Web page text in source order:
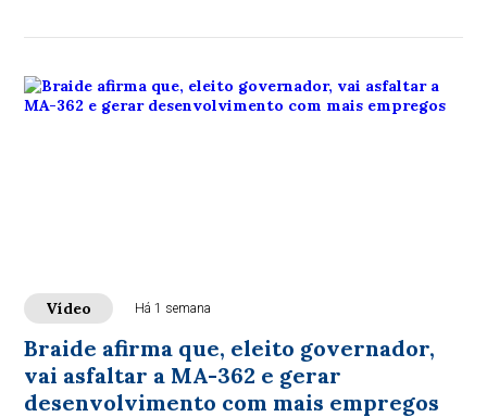
Vídeo Há 1 semana
Braide afirma que, eleito governador,
vai asfaltar a MA-362 e gerar
desenvolvimento com mais empregos